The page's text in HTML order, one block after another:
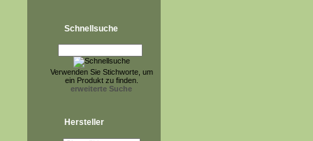
Schnellsuche
Verwenden Sie Stichworte, um
ein Produkt zu finden.
erweiterte Suche
Hersteller